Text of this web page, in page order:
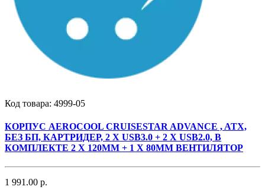
Код товара: 4999-05
КОРПУС AEROCOOL CRUISESTAR ADVANCE , ATX,
БЕЗ БП, КАРТРИДЕР, 2 X USB3.0 + 2 X USB2.0, В
КОМПЛЕКТЕ 2 X 120ММ + 1 Х 80ММ ВЕНТИЛЯТОР
1 991.00 р.